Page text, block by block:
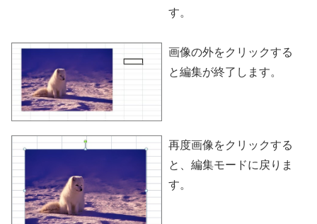
す。
画像の外をクリックする
と編集が終了します。
再度画像をクリックする
と、編集モードに戻りま
す。